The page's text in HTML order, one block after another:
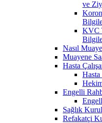
ve
KVC
Nasıl
Muayene
Hasta
Engelli
Sağlık
Refakatçi